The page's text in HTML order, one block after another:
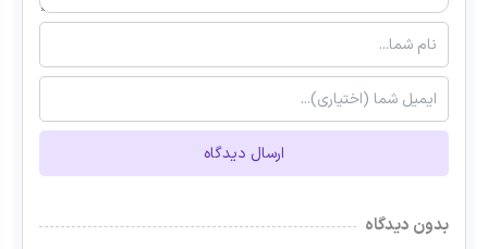
ارسال دیدگاه
بدون دیدگاه